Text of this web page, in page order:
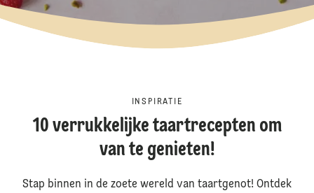
INSPIRATIE
10 verrukkelijke taartrecepten om
van te genieten!
Stap binnen in de zoete wereld van taartgenot! Ontdek